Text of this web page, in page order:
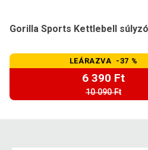
Gorilla Sports Kettlebell
LEÁRAZVA -37 %
6 390 Ft
10 090 Ft